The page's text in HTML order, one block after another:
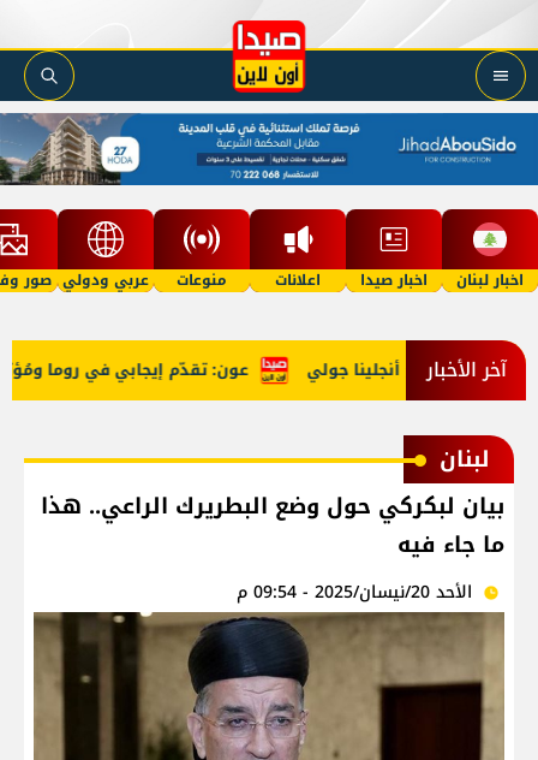
اخبار لبنان اخبار صيدا اعلانات منوعات عربي ودولي صور
آخر الأخبار عون: تقدّم إيجابي في روما معركته مع أنجلينا جولي
لبنان
بيان لبكركي حول وضع البطريرك الراعي.. هذا
ما جاء فيه
الأحد 20/نيسان/2025 - 09:54 م